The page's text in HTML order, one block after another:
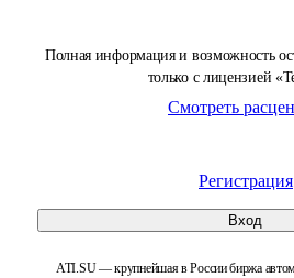
Полная информация и возможность
только с лицензией
Смотреть
Регистрация
Вход
ATI.SU — крупнейшая в России биржа